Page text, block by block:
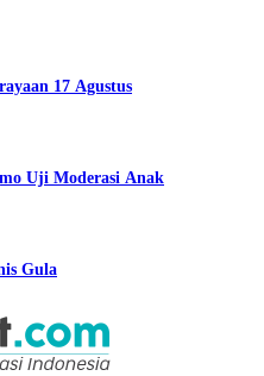
17 Agustus
Uji Moderasi Anak
Gula